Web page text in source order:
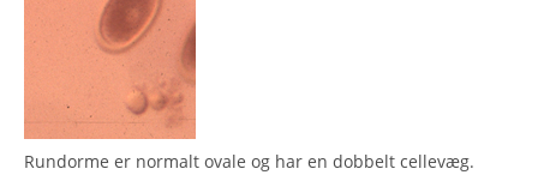
Rundorme er normalt ovale og har en dobbelt cellevæg.